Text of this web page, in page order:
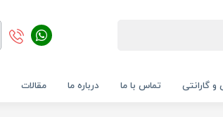
گارانتی تماس با ما درباره ما مقالات